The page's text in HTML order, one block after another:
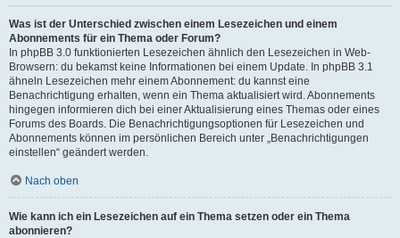
Was ist der Unterschied zwischen einem Lesezeichen und einem
Abonnements für ein Thema oder Forum?
In phpBB 3.0 funktionierten Lesezeichen ähnlich den Lesezeichen in Web-
Browsern: du bekamst keine Informationen bei einem Update. In phpBB 3.1
ähneln Lesezeichen mehr einem Abonnement: du kannst eine
Benachrichtigung erhalten, wenn ein Thema aktualisiert wird. Abonnements
hingegen informieren dich bei einer Aktualisierung eines Themas oder eines
Forums des Boards. Die Benachrichtigungsoptionen für Lesezeichen und
Abonnements können im persönlichen Bereich unter „Benachrichtigungen
einstellen“ geändert werden.
Nach oben
Wie kann ich ein Lesezeichen auf ein Thema setzen oder ein Thema
abonnieren?